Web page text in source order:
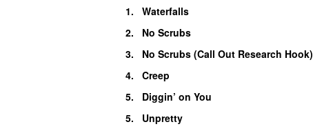
1. Waterfalls
2.
No Scrubs
3.
No Scrubs (Call Out Research Hook)
4.
Creep
5.
Diggin’ on You
5.
Unpretty